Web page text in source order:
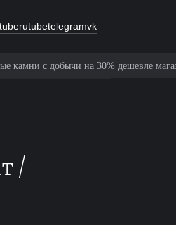
rutubetelegramvk
с добычи на 30% дешевле магазина
/